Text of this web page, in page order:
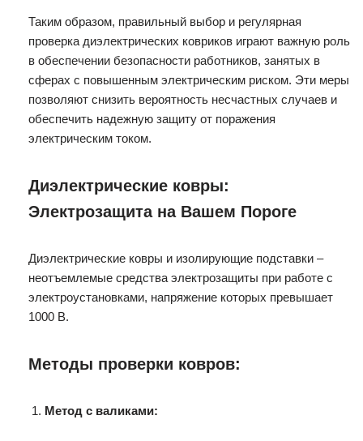
Таким образом, правильный выбор и регулярная
проверка диэлектрических ковриков играют важную роль
в обеспечении безопасности работников, занятых в
сферах с повышенным электрическим риском. Эти меры
позволяют снизить вероятность несчастных случаев и
обеспечить надежную защиту от поражения
электрическим током.
Диэлектрические ковры:
Электрозащита на Вашем Пороге
Диэлектрические ковры и изолирующие подставки –
неотъемлемые средства электрозащиты при работе с
электроустановками, напряжение которых превышает
1000 В.
Методы проверки ковров:
Метод с валиками: